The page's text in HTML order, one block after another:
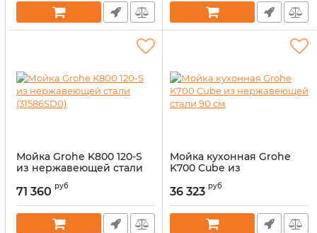
Мойка Grohe K800 120-S
из нержавеющей стали
Артикул: 14326657
71 360 руб
Мойка кухонная Grohe
K700 Cube из
см
Артикул: 14326608
36 323 руб